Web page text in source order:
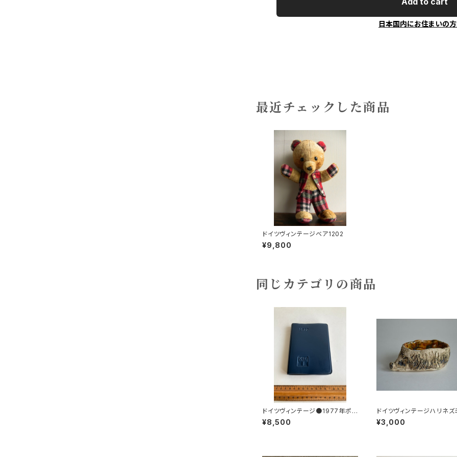
日本国内にお住まいの
最近チェックした商品
ドイツヴィンテージベア1202
¥9,800
同じカテゴリの商品
ドイツヴィンテージ●1977年ポケ
ットカレンダーKDT手帳未使用D
DR
¥8,500
ドイツヴィンテージハリネズ
小皿b
¥3,000